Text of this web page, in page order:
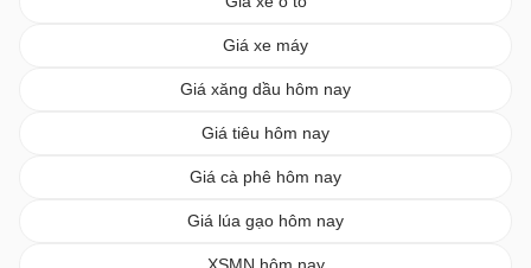
Giá xe máy
Giá xăng dầu hôm nay
Giá tiêu hôm nay
Giá cà phê hôm nay
Giá lúa gạo hôm nay